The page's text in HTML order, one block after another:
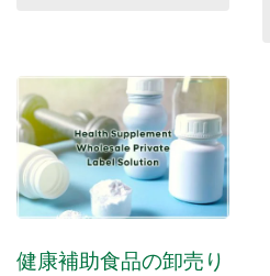
います。私たちのベストセ
ラーOEM製品には、果肉
入りココナッツウォータ
ー、アロエベラ飲料、タピ
オカミルクティー、ジュー
ングウォーター、エナジー
健康補助食品の卸売り